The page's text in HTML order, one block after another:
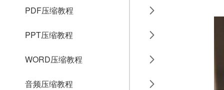
PDF压缩教程
PPT压缩教程
WORD压缩教程
音频压缩教程